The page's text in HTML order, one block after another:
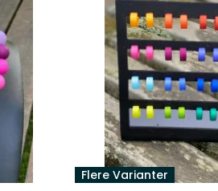
Flere Varianter